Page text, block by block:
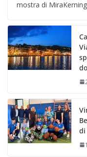
mostra di MiraKerning
di